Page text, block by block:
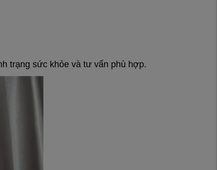
trạng sức khỏe và tư vấn phù hợp.